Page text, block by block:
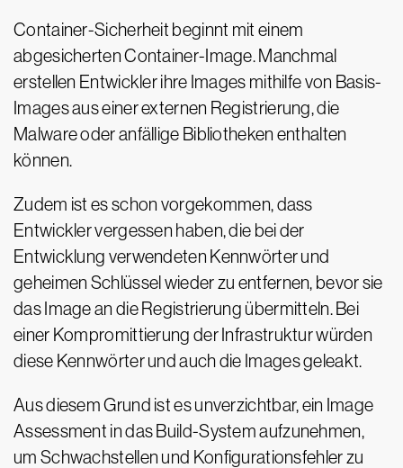
Container-Sicherheit beginnt mit einem
abgesicherten Container-Image. Manchmal
erstellen Entwickler ihre Images mithilfe von Basis-
Images aus einer externen Registrierung, die
Malware oder anfällige Bibliotheken enthalten
können.
Zudem ist es schon vorgekommen, dass
Entwickler vergessen haben, die bei der
Entwicklung verwendeten Kennwörter und
geheimen Schlüssel wieder zu entfernen, bevor sie
das Image an die Registrierung übermitteln. Bei
einer Kompromittierung der Infrastruktur würden
diese Kennwörter und auch die Images geleakt.
Aus diesem Grund ist es unverzichtbar, ein Image
Assessment in das Build-System aufzunehmen,
um Schwachstellen und Konfigurationsfehler zu